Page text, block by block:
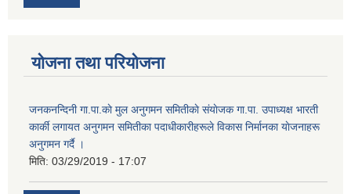
योजना तथा परियोजना
जनकनन्दिनी गा.पा.काे मुल अनुगमन समितीकाे संयाेजक गा.पा. उपाध्यक्ष भारती
कार्की लगायत अनुगमन समितीका पदाधीकारीहरूले विकास निर्मानका याेजनाहरू
अनुगमन गर्दै ।
मिति: 03/29/2019 - 17:07